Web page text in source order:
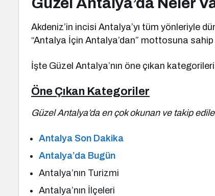
Akdeniz’in incisi Antalya’yı tüm yönleriyle
“Antalya İçin Antalya’dan” mottosuna
İşte Güzel Antalya’nın öne çıkan
Öne Çıkan Kategoriler
Güzel Antalya’da en çok okunan ve takip
Antalya Son Dakika
Antalya’da Bugün
Antalya’nın Turizmi
Antalya’nın İlçeleri